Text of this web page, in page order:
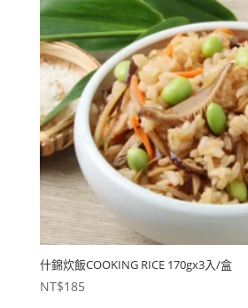
什錦炊飯COOKING RICE 170gx3入/盒
NT$185